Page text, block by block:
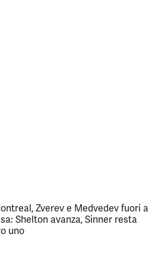
Zverev e Medvedev fuori a
Shelton avanza, Sinner resta
uno